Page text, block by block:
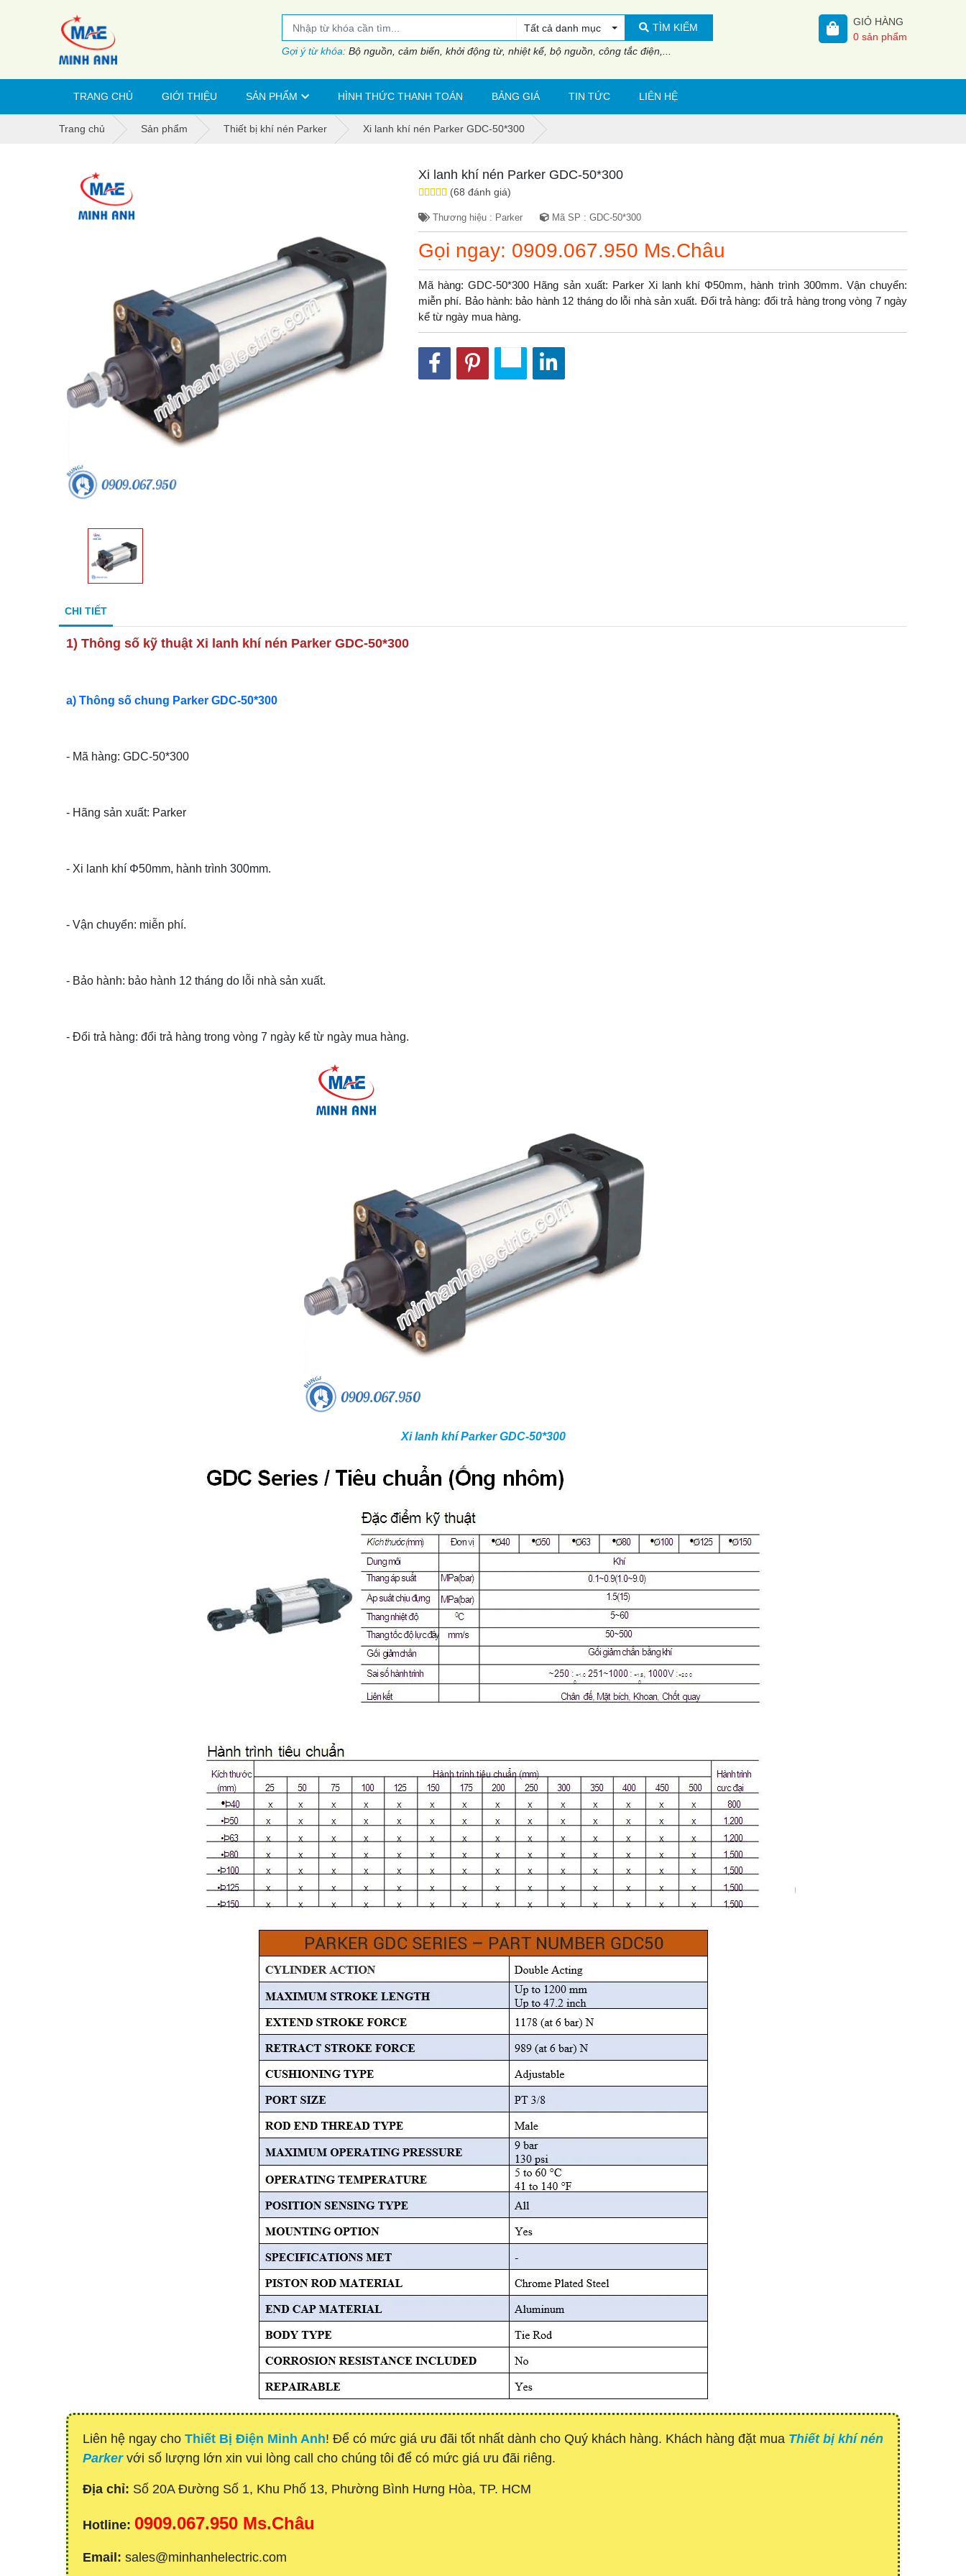
Tất cả danh mục TÌM KIẾM
Gợi ý từ khóa: Bộ nguồn, cảm biến, khởi động từ, nhiệt kế, bộ nguồn, công tắc điện,...
GIỎ HÀNG
0 sản phẩm
TRANG CHỦ GIỚI THIỆU SẢN PHẨM HÌNH THỨC THANH TOÁN BẢNG GIÁ TIN TỨC LIÊN HỆ
Trang chủ Sản phẩm Thiết bị khí nén Parker Xi lanh khí nén Parker GDC-50*300
Xi lanh khí nén Parker GDC-50*300
(68 đánh giá)
Thương hiệu : Parker Mã SP : GDC-50*300
Gọi ngay: 0909.067.950 Ms.Châu
Mã hàng: GDC-50*300 Hãng sản xuất: Parker Xi lanh khí Φ50mm, hành trình 300mm. Vận chuyển:
miễn phí. Bảo hành: bảo hành 12 tháng do lỗi nhà sản xuất. Đổi trả hàng: đổi trả hàng trong vòng 7 ngày
kể từ ngày mua hàng.
CHI TIẾT
1) Thông số kỹ thuật Xi lanh khí nén Parker GDC-50*300
a) Thông số chung Parker GDC-50*300
- Mã hàng: GDC-50*300
- Hãng sản xuất: Parker
- Xi lanh khí Φ50mm, hành trình 300mm.
- Vận chuyển: miễn phí.
- Bảo hành: bảo hành 12 tháng do lỗi nhà sản xuất.
- Đổi trả hàng: đổi trả hàng trong vòng 7 ngày kể từ ngày mua hàng.
Xi lanh khí Parker GDC-50*300
Liên hệ ngay cho Thiết Bị Điện Minh Anh! Để có mức giá ưu đãi tốt nhất dành cho Quý khách hàng. Khách hàng đặt mua Thiết bị khí nén
Parkervới số lượng lớn xin vui lòng call cho chúng tôi để có mức giá ưu đãi riêng.
Địa chỉ: Số 20A Đường Số 1, Khu Phố 13, Phường Bình Hưng Hòa, TP. HCM
Hotline: 0909.067.950 Ms.Châu
Email: sales@minhanhelectric.com